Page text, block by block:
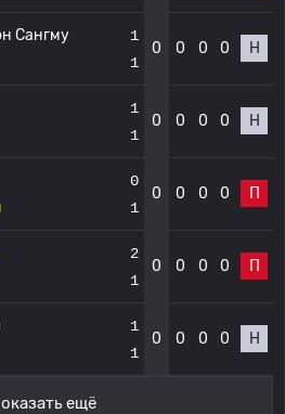
Сангму
1
1
0 0 0 0 Н
1
1
0 0 0 0 Н
0
1
0 0 0 0 П
2
1
0 0 0 0 П
1
1
0 0 0 0 Н
ещё